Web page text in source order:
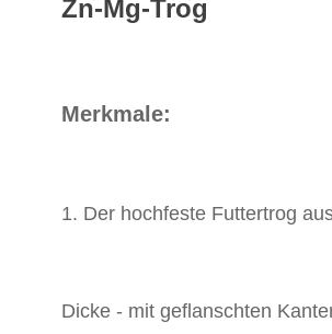
Zn-Mg-Trog
Merkmale:
1. Der hochfeste Futtertrog
Dicke - mit geflanschten